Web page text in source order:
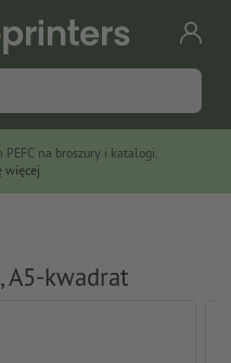
na broszury i katalogi.
więcej
A5-kwadrat